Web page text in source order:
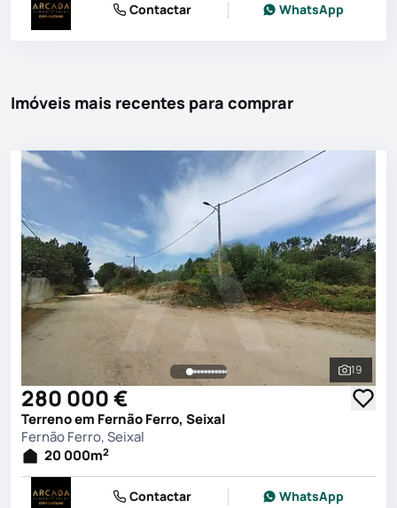
Contactar WhatsApp
Imóveis mais recentes para comprar
Ver
19
280 000 €
Terreno em Fernão Ferro, Seixal
Fernão Ferro, Seixal
20 000m2
Contactar WhatsApp